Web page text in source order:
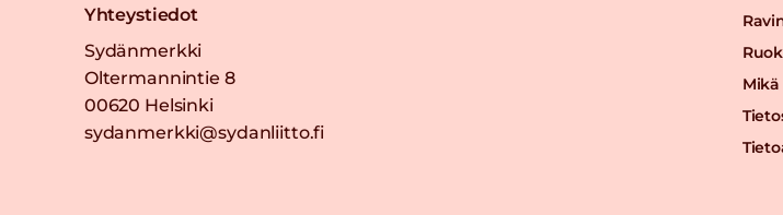
Yhteystiedot
Sydänmerkki
Oltermannintie 8
00620 Helsinki
sydanmerkki@sydanliitto.fi